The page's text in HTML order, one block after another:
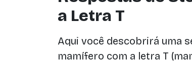
a Letra T
Aqui você descobrirá uma
mamífero com a letra T